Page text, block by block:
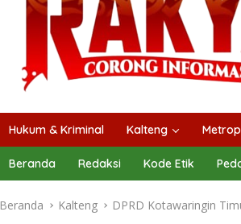
Hukum & Kriminal Kalteng
Beranda Redaksi Kode Etik
Beranda Kalteng DPRD Kotawaringin